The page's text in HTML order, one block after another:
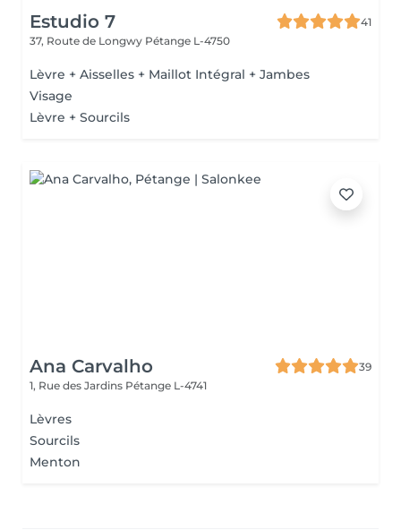
Estudio 7
41
37, Route de Longwy Pétange L-4750
Lèvre + Aisselles + Maillot Intégral + Jambes
Visage
Lèvre + Sourcils
Ana Carvalho
39
1, Rue des Jardins Pétange L-4741
Lèvres
Sourcils
Menton